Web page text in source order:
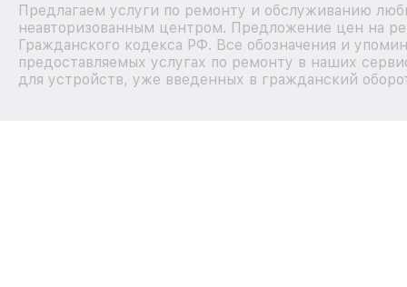
Предлагаем услуги по ремонту и обслуживанию
неавторизованным центром. Предложение цен на
Гражданского кодекса РФ. Все обозначения и
предоставляемых услугах по ремонту в наших
для устройств, уже введенных в гражданский